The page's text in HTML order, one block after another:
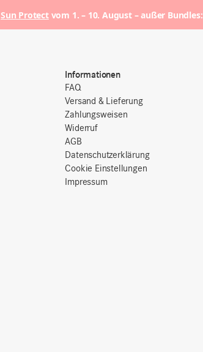
Sun Protectvom 1. – 10. August – außer Bundles:
Informationen
FAQ
Versand & Lieferung
Zahlungsweisen
Widerruf
AGB
Datenschutzerklärung
Cookie Einstellungen
Impressum